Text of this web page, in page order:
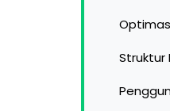
Struktur